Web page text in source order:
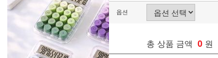
옵션
총 상품 금액 0 원